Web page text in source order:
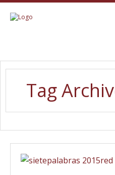
INICIO
EL CORO
CONTACTO
Tag